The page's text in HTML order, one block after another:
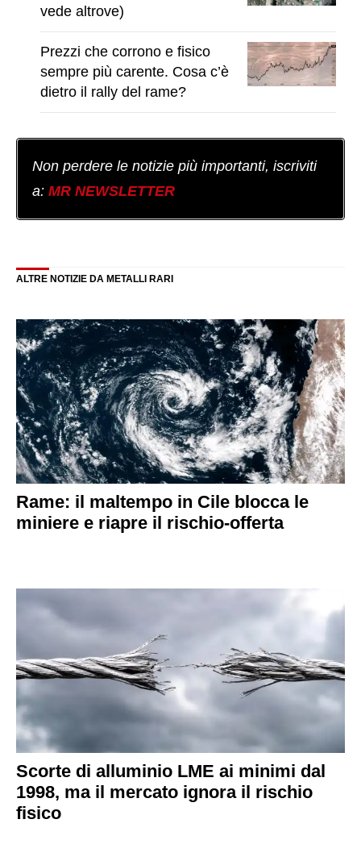
vede altrove)
Prezzi che corrono e fisico
sempre più carente. Cosa c’è
dietro il rally del rame?
Non perdere le notizie più importanti, iscriviti
a: MR NEWSLETTER
ALTRE NOTIZIE DA METALLI RARI
Rame: il maltempo in Cile blocca le
miniere e riapre il rischio-offerta
Scorte di alluminio LME ai minimi dal
1998, ma il mercato ignora il rischio
fisico